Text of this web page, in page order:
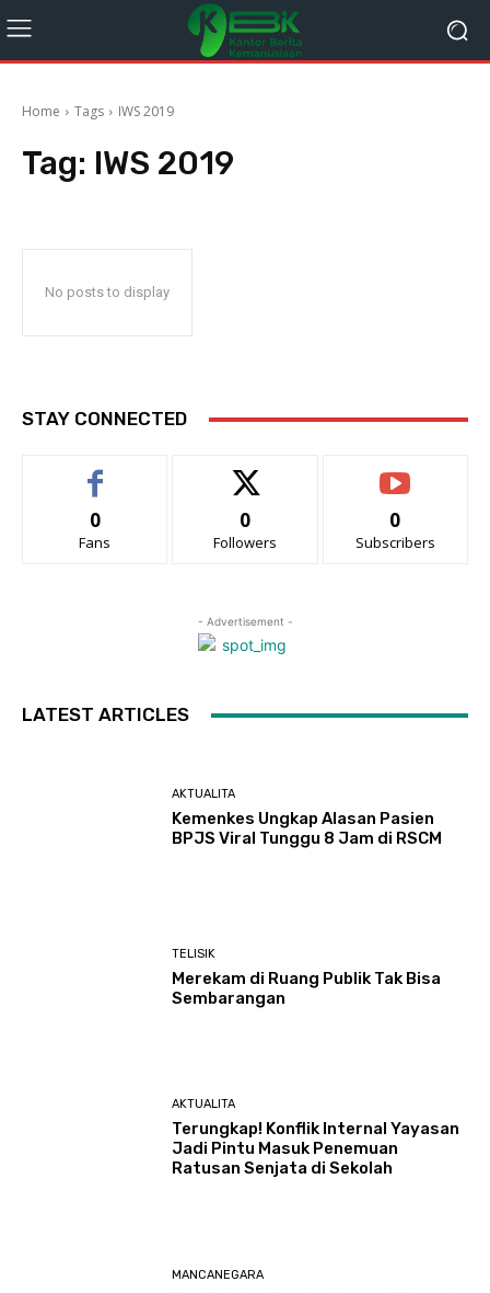
Home Tags IWS 2019
Tag: IWS 2019
No posts to display
STAY CONNECTED
0
Fans
0
Followers
0
Subscribers
- Advertisement -
LATEST ARTICLES
AKTUALITA
Kemenkes Ungkap Alasan Pasien
BPJS Viral Tunggu 8 Jam di RSCM
TELISIK
Merekam di Ruang Publik Tak Bisa
Sembarangan
AKTUALITA
Terungkap! Konflik Internal Yayasan
Jadi Pintu Masuk Penemuan
Ratusan Senjata di Sekolah
MANCANEGARA